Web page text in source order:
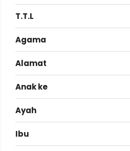
T.T.L
Agama
Alamat
Anak ke
Ayah
Ibu